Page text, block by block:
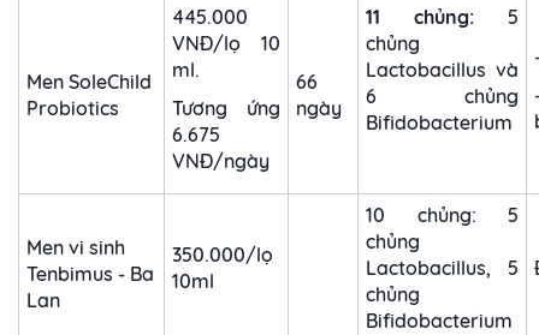
Men SoleChild
Probiotics
445.000
VNĐ/lọ 10
ml.
Tương ứng
6.675
VNĐ/ngày
66
ngày
11 chủng: 5
chủng
Lactobacillus và
6 chủng
Bifidobacterium
Men vi sinh
Tenbimus - Ba
Lan
350.000/lọ
10ml
10 chủng: 5
chủng
Lactobacillus, 5
chủng
Bifidobacterium